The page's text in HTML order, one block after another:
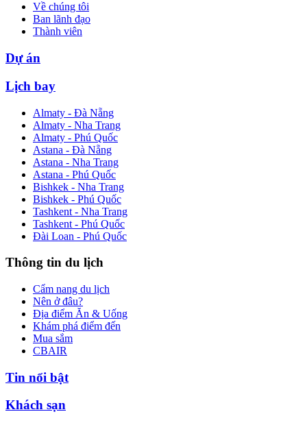
Về chúng tôi
Ban lãnh đạo
Thành viên
Dự án
Lịch bay
Almaty - Đà Nẵng
Almaty - Nha Trang
Almaty - Phú Quốc
Astana - Đà Nẵng
Astana - Nha Trang
Astana - Phú Quốc
Bishkek - Nha Trang
Bishkek - Phú Quốc
Tashkent - Nha Trang
Tashkent - Phú Quốc
Đài Loan - Phú Quốc
Thông tin du lịch
Cẩm nang du lịch
Nên ở đâu?
Địa điểm Ăn & Uống
Khám phá điểm đến
Mua sắm
CBAIR
Tin nổi bật
Khách sạn